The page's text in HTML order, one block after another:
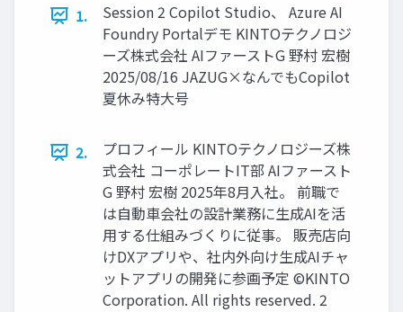
1.
Session 2 Copilot Studio、 Azure AI
Foundry Portalデモ KINTOテクノロジ
ーズ株式会社 AIファーストG 野村 宏樹
2025/08/16 JAZUG×なんでもCopilot
夏休み特大号
2.
プロフィール KINTOテクノロジーズ株
式会社 コーポレートIT部 AIファースト
G 野村 宏樹 2025年8月入社。 前職で
は自動車会社の設計業務に生成AIを活
用する仕組みづくりに従事。 販売店向
けDXアプリや、社内外向け生成AIチャ
ットアプリの開発に参画予定 ©KINTO
Corporation. All rights reserved. 2